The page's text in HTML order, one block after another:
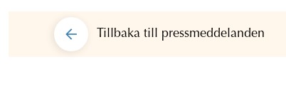
Tillbaka till pressmeddelanden